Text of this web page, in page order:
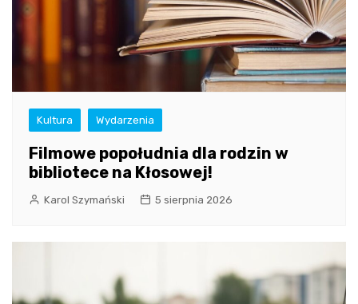
Kultura Wydarzenia
Filmowe popołudnia dla rodzin w
bibliotece na Kłosowej!
Karol Szymański 5 sierpnia 2026